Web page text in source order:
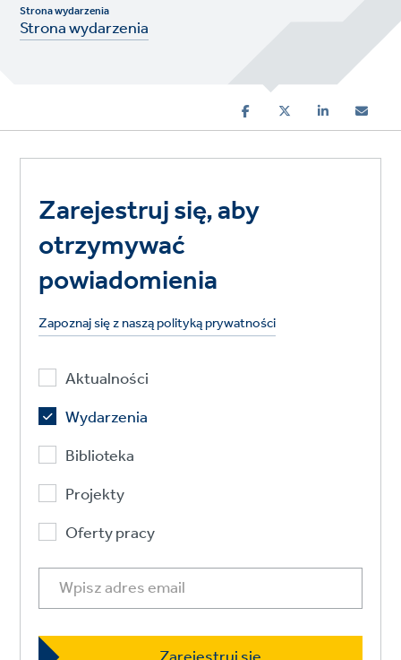
Strona wydarzenia
Strona wydarzenia
Zarejestruj się, aby
otrzymywać
powiadomienia
Zapoznaj się z naszą polityką prywatności
Aktualności
Wydarzenia
Biblioteka
Projekty
Oferty pracy